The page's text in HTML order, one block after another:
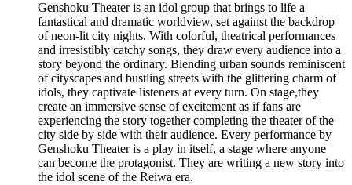
Genshoku Theater is an idol group that brings to life a
fantastical and dramatic worldview, set against the backdrop
of neon-lit city nights. With colorful, theatrical performances
and irresistibly catchy songs, they draw every audience into a
story beyond the ordinary. Blending urban sounds reminiscent
of cityscapes and bustling streets with the glittering charm of
idols, they captivate listeners at every turn. On stage,they
create an immersive sense of excitement as if fans are
experiencing the story together completing the theater of the
city side by side with their audience. Every performance by
Genshoku Theater is a play in itself, a stage where anyone
can become the protagonist. They are writing a new story into
the idol scene of the Reiwa era.